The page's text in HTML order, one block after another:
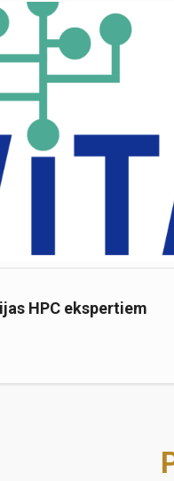
HPC ekspertiem